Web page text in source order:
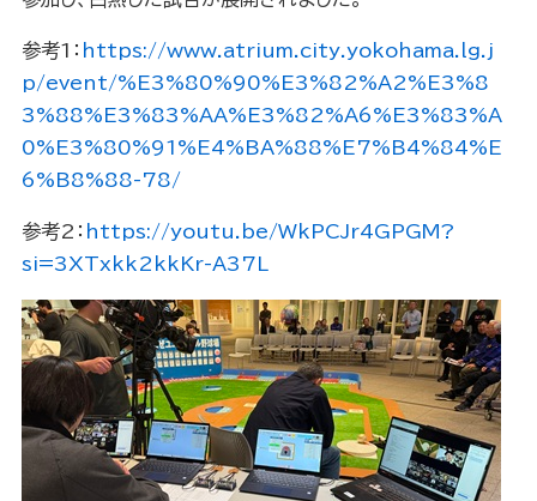
参考1： https://www.atrium.city.yokohama.lg.j
p/event/%E3%80%90%E3%82%A2%E3%8
3%88%E3%83%AA%E3%82%A6%E3%83%A
0%E3%80%91%E4%BA%88%E7%B4%84%E
6%B8%88-78/
参考2： https://youtu.be/WkPCJr4GPGM?
si=3XTxkk2kkKr-A37L